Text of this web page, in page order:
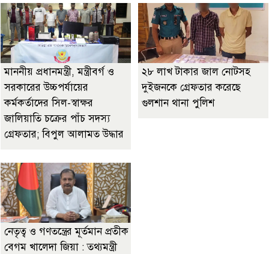
মাননীয় প্রধানমন্ত্রী, মন্ত্রীবর্গ ও
সরকারের উচ্চপর্যায়ের
কর্মকর্তাদের সিল-স্বাক্ষর
জালিয়াতি চক্রের পাঁচ সদস্য
গ্রেফতার; বিপুল আলামত উদ্ধার
২৮ লাখ টাকার জাল নোটসহ
দুইজনকে গ্রেফতার করেছে
গুলশান থানা পুলিশ
নেতৃত্ব ও গণতন্ত্রের মূর্তমান প্রতীক
বেগম খালেদা জিয়া : তথ্যমন্ত্রী